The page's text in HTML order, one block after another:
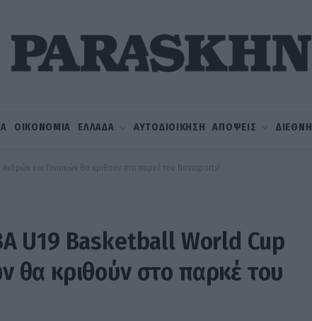
ΟΙΚΟΝΟΜΙΑ ΕΛΛΑΔΑ ΑΥΤΟΔΙΟΙΚΗΣΗ ΑΠΟΨΕΙΣ ΔΙΕΘΝΗ
και Γυναικών θα κριθούν στο παρκέ του Novasports!
U19 Basketball World Cup
θα κριθούν στο παρκέ του